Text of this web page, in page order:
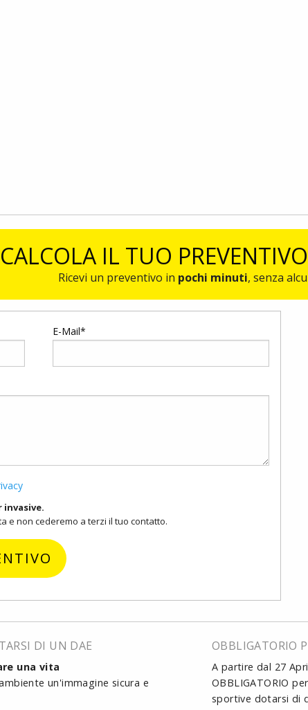
CALCOLA IL TUO
Ricevi un preventivo in pochi minuti, senza
E-Mail*
invasive.
e non cederemo a terzi il tuo contatto.
DI UN DAE
una vita
un'immagine sicura e
OBBLIGATORIO
A partire dal 27
OBBLIGATORIO
sportive dotarsi di